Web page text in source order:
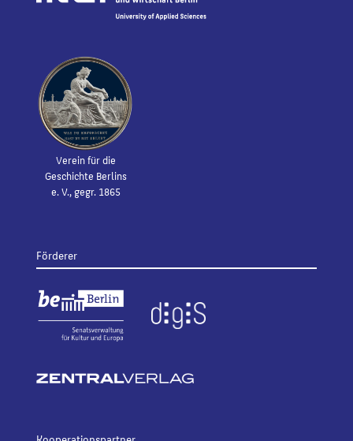
Verein für die
Geschichte Berlins
e. V., gegr. 1865
Förderer